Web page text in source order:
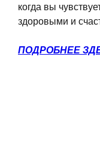
когда вы
здоровыми и
ПОДРОБНЕЕ